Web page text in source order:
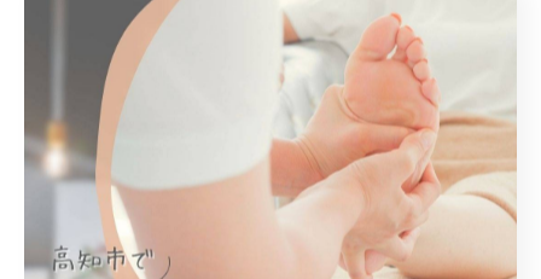
不眠症や睡眠障害の改善を目指す場合、足つぼ療法は自
然なアプローチとして注目されています。足裏には全身
の臓器や神経と対応する反射区が存在し、特に睡眠に深
く関係する部位を刺激することでリラックス効果や自律
神経の調整が期待できます。
代表的な不眠症改善に効果的な足つぼとして、「失眠
（しつみん）」・「湧泉（ゆうせん）」・「太衝（たい